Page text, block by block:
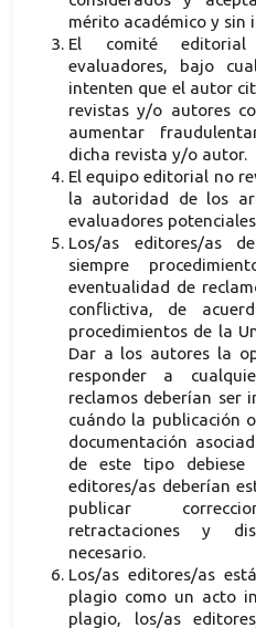
mérito académico y sin
El comité
evaluadores, bajo
intenten que el autor
revistas y/o autores
aumentar
dicha revista y/o autor.
El equipo editorial no
la autoridad de los
evaluadores
Los/as editores/as
siempre
eventualidad de
conflictiva, de
procedimientos de la
Dar a los autores la
responder a
reclamos deberían ser
cuándo la publicación
documentación
de este tipo debiese
editores/as deberían
publicar
retractaciones y
necesario.
Los/as editores/as
plagio como un acto
plagio, los/as